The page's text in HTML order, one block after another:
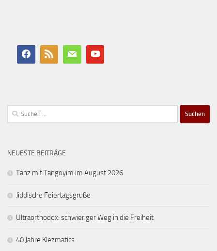
Suchen
nach:
NEUESTE BEITRÄGE
Tanz mit Tangoyim im August 2026
Jiddische Feiertagsgrüße
Ultraorthodox: schwieriger Weg in die Freiheit
40 Jahre Klezmatics